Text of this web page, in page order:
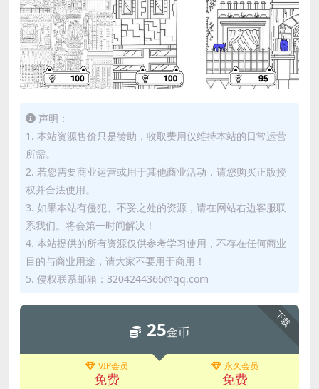
声明：
1. 本站资源售价只是赞助，收取费用仅维持本站的日常运营
所需。
2. 若您需要商业运营或用于其他商业活动，请您购买正版授
权并合法使用。
3. 如果本站有侵犯、不妥之处的资源，请在网站右边客服联
系我们。将会第一时间解决！
4. 本站提供的所有资源仅供参考学习使用，不存在任何商业
目的与商业用途，请大家不要用于商用！
5. 侵权联系邮箱：3204244366@qq.com
下载
25金币
VIP会员
免费
永久会员
免费